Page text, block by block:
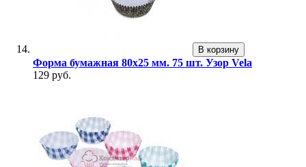
В корзину
Форма бумажная 80х25 мм. 75 шт. Узор Vela
129 руб.